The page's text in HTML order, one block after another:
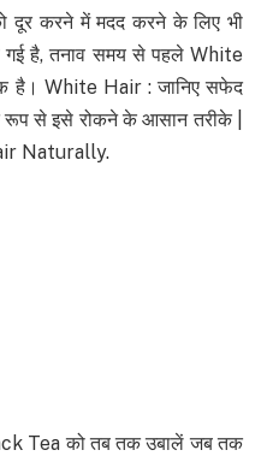
दूर करने में मदद करने के लिए भी
गई है, तनाव समय से पहले White
है। White Hair : जानिए सफेद
से इसे रोकने के आसान तरीके |
Naturally.
Tea को तब तक उबालें जब तक